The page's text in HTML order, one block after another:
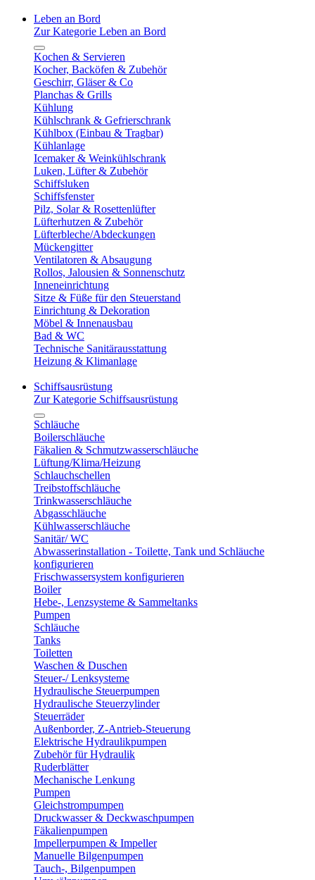
Leben an Bord
Zur Kategorie Leben an Bord
Kochen & Servieren
Kocher, Backöfen & Zubehör
Geschirr, Gläser & Co
Planchas & Grills
Kühlung
Kühlschrank & Gefrierschrank
Kühlbox (Einbau & Tragbar)
Kühlanlage
Icemaker & Weinkühlschrank
Luken, Lüfter & Zubehör
Schiffsluken
Schiffsfenster
Pilz, Solar & Rosettenlüfter
Lüfterhutzen & Zubehör
Lüfterbleche/Abdeckungen
Mückengitter
Ventilatoren & Absaugung
Rollos, Jalousien & Sonnenschutz
Inneneinrichtung
Sitze & Füße für den Steuerstand
Einrichtung & Dekoration
Möbel & Innenausbau
Bad & WC
Technische Sanitärausstattung
Heizung & Klimanlage
Schiffsausrüstung
Zur Kategorie Schiffsausrüstung
Schläuche
Boilerschläuche
Fäkalien & Schmutzwasserschläuche
Lüftung/Klima/Heizung
Schlauchschellen
Treibstoffschläuche
Trinkwasserschläuche
Abgasschläuche
Kühlwasserschläuche
Sanitär/ WC
Abwasserinstallation - Toilette, Tank und Schläuche
konfigurieren
Frischwassersystem konfigurieren
Boiler
Hebe-, Lenzsysteme & Sammeltanks
Pumpen
Schläuche
Tanks
Toiletten
Waschen & Duschen
Steuer-/ Lenksysteme
Hydraulische Steuerpumpen
Hydraulische Steuerzylinder
Steuerräder
Außenborder, Z-Antrieb-Steuerung
Elektrische Hydraulikpumpen
Zubehör für Hydraulik
Ruderblätter
Mechanische Lenkung
Pumpen
Gleichstrompumpen
Druckwasser & Deckwaschpumpen
Fäkalienpumpen
Impellerpumpen & Impeller
Manuelle Bilgenpumpen
Tauch-, Bilgenpumpen